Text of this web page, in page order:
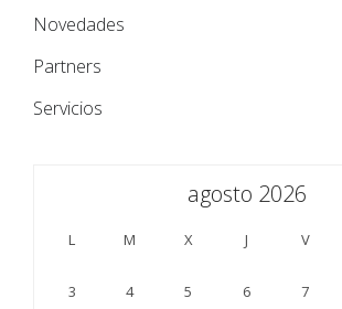
Novedades
Partners
Servicios
agosto 2026
L M X J V
3
4 5 6 7